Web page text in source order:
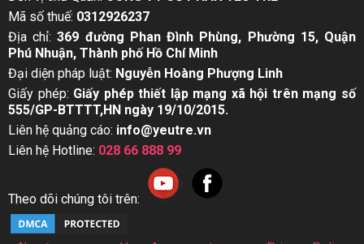
Mã số thuế: 0312926237
Địa chỉ:369 đường Phan Đình Phùng, Phường 15, Quận
Phú Nhuận, Thành phố Hồ Chí Minh
Đại diện pháp luật: Nguyễn Hoàng Phượng Linh
Giấy phép: Giấy phép thiết lập mạng xã hội trên mạng số
555/GP-BTTTT,HN ngày 19/10/2015.
Liên hệ quảng cáo: info@yeutre.vn
Liên hệ Hotline: 028 66 888 99
Theo dõi chúng tôi trên: